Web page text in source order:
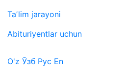
Taʼlim jarayoni
Abituriyentlar uchun
O'z Ўзб Рус En